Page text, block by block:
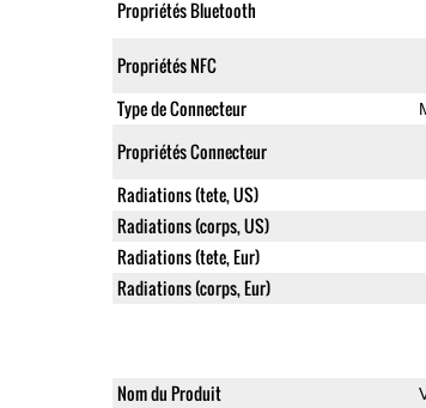
Propriétés Bluetooth
Propriétés NFC
Type de Connecteur
Propriétés Connecteur
Radiations (tete, US)
Radiations (corps, US)
Radiations (tete, Eur)
Radiations (corps, Eur)
Nom du Produit